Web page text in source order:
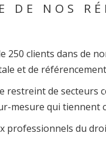
DE NOS
250 clients dans de
et de
restreint de secteurs
mesure qui tiennent
professionnels du